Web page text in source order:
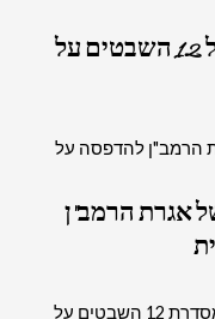
2741 – תמונה מעוצבת של 12 השבטים על
של אגרת הרמב"ן